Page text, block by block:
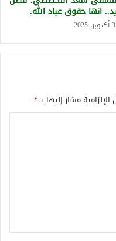
انها حقوق عباد الله.
2025
الإلزامية مشار إليها بـ*